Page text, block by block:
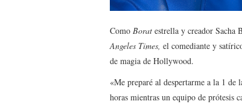
Como Borat estrella y creador Sacha
Angeles Times, el comediante y
de magia de Hollywood.
«Me preparé al despertarme a la 1 de
horas mientras un equipo de prótesis